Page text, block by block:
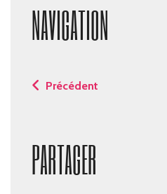
NAVIGATION
Précédent
PARTAGER